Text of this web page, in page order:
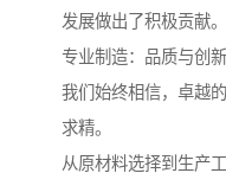
发展做出了积极贡献。
专业制造：品质与创
我们始终相信，卓越
求精。
从原材料选择到生产